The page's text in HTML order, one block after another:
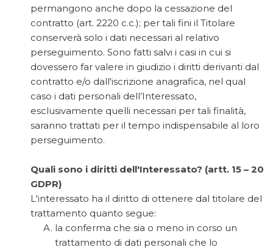
permangono anche dopo la cessazione del
contratto (art. 2220 c.c.); per tali fini il Titolare
conserverà solo i dati necessari al relativo
perseguimento. Sono fatti salvi i casi in cui si
dovessero far valere in giudizio i diritti derivanti dal
contratto e/o dall'iscrizione anagrafica, nel qual
caso i dati personali dell’Interessato,
esclusivamente quelli necessari per tali finalità,
saranno trattati per il tempo indispensabile al loro
perseguimento.
Quali sono i diritti dell'Interessato? (artt. 15 – 20
GDPR)
L'interessato ha il diritto di ottenere dal titolare del
trattamento quanto segue:
la conferma che sia o meno in corso un
trattamento di dati personali che lo